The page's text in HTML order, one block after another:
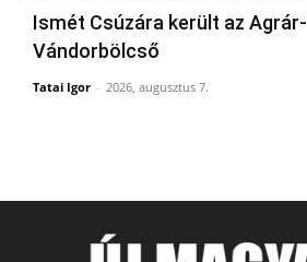
Ismét Csúzára került az Agrár-
Vándorbölcső
Tatai Igor - 2026, augusztus 7.